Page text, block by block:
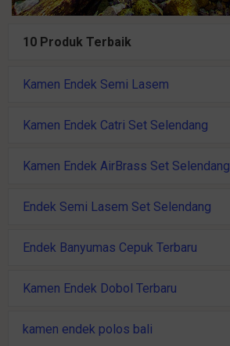
10 Produk Terbaik
Kamen Endek Semi Lasem
Kamen Endek Catri Set Selendang
Kamen Endek AirBrass Set Selendang
Endek Semi Lasem Set Selendang
Endek Banyumas Cepuk Terbaru
Kamen Endek Dobol Terbaru
kamen endek polos bali